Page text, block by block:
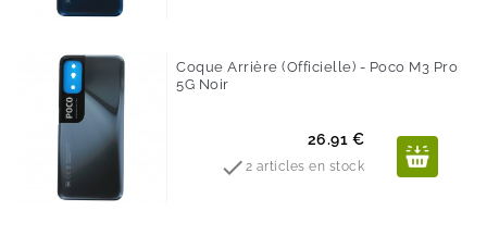
Coque Arrière (Officielle) - Poco M3 Pro
5G Noir
Prix
26.91 €
 2 articles en stock